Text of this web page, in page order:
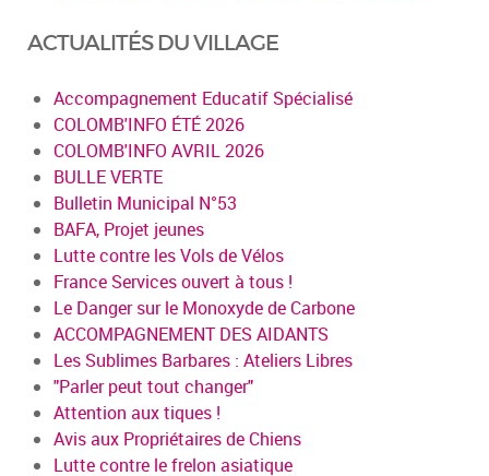
ACTUALITÉS DU VILLAGE
Accompagnement Educatif Spécialisé
COLOMB'INFO ÉTÉ 2026
COLOMB'INFO AVRIL 2026
BULLE VERTE
Bulletin Municipal N°53
BAFA, Projet jeunes
Lutte contre les Vols de Vélos
France Services ouvert à tous !
Le Danger sur le Monoxyde de Carbone
ACCOMPAGNEMENT DES AIDANTS
Les Sublimes Barbares : Ateliers Libres
"Parler peut tout changer"
Attention aux tiques !
Avis aux Propriétaires de Chiens
Lutte contre le frelon asiatique